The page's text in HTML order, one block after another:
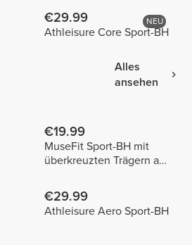
NEU
€29.99
Athleisure Core Sport-BH
Alles
ansehen
€19.99
MuseFit Sport-BH mit
überkreuzten Trägern am
€29.99
Athleisure Aero Sport-BH